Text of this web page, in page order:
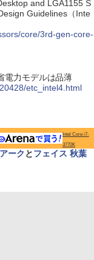
and LGA1155 S
Guidelines（Inte
core/3rd-gen-core-
電力モデルは品薄
etc_intel4.html
Intel Core i7-
3770K
ーク とフェイス 秋葉